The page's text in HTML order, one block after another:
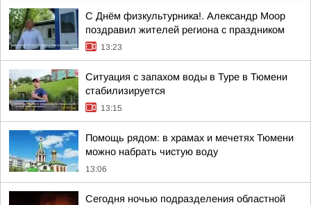
С Днём физкультурника!. Александр Моор
поздравил жителей региона с праздником
13:23
Ситуация с запахом воды в Туре в Тюмени
стабилизируется
13:15
Помощь рядом: в храмах и мечетях Тюмени
можно набрать чистую воду
13:06
Сегодня ночью подразделения областной